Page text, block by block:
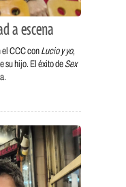
a escena
el CCC conLucio y yo,
su hijo. El éxito de Sex